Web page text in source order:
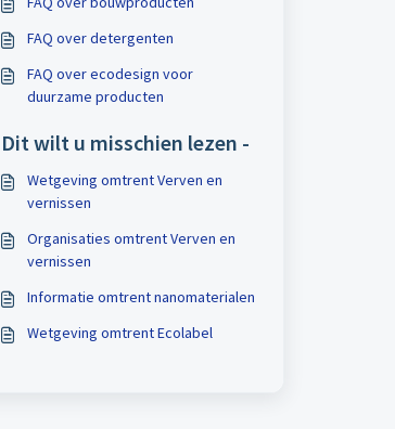
FAQ over detergenten
FAQ over ecodesign voor
duurzame producten
Dit wilt u misschien lezen -
Wetgeving omtrent Verven en
vernissen
Organisaties omtrent Verven en
vernissen
Informatie omtrent nanomaterialen
Wetgeving omtrent Ecolabel